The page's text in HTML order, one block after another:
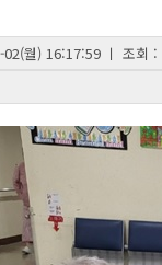
02(월) 16:17:59 ㅣ 조회 :